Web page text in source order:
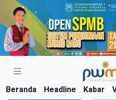
Skip
content
Beranda Headline Kabar